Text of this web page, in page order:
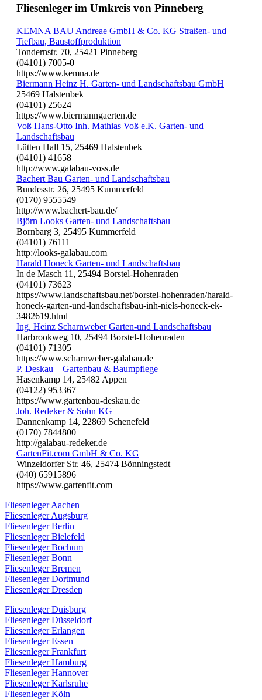
Fliesenleger im Umkreis von Pinneberg
KEMNA BAU Andreae GmbH & Co. KG Straßen- und
Tiefbau, Baustoffproduktion
Tondernstr. 70, 25421 Pinneberg
(04101) 7005-0
https://www.kemna.de
Biermann Heinz H. Garten- und Landschaftsbau GmbH
25469 Halstenbek
(04101) 25624
https://www.biermanngaerten.de
Voß Hans-Otto Inh. Mathias Voß e.K. Garten- und
Landschaftsbau
Lütten Hall 15, 25469 Halstenbek
(04101) 41658
http://www.galabau-voss.de
Bachert Bau Garten- und Landschaftsbau
Bundesstr. 26, 25495 Kummerfeld
(0170) 9555549
http://www.bachert-bau.de/
Björn Looks Garten- und Landschaftsbau
Bornbarg 3, 25495 Kummerfeld
(04101) 76111
http://looks-galabau.com
Harald Honeck Garten- und Landschaftsbau
In de Masch 11, 25494 Borstel-Hohenraden
(04101) 73623
https://www.landschaftsbau.net/borstel-hohenraden/harald-
honeck-garten-und-landschaftsbau-inh-niels-honeck-ek-
3482619.html
Ing. Heinz Scharnweber Garten-und Landschaftsbau
Harbrookweg 10, 25494 Borstel-Hohenraden
(04101) 71305
https://www.scharnweber-galabau.de
P. Deskau – Gartenbau & Baumpflege
Hasenkamp 14, 25482 Appen
(04122) 953367
https://www.gartenbau-deskau.de
Joh. Redeker & Sohn KG
Dannenkamp 14, 22869 Schenefeld
(0170) 7844800
http://galabau-redeker.de
GartenFit.com GmbH & Co. KG
Winzeldorfer Str. 46, 25474 Bönningstedt
(040) 65915896
https://www.gartenfit.com
Fliesenleger Aachen
Fliesenleger Augsburg
Fliesenleger Berlin
Fliesenleger Bielefeld
Fliesenleger Bochum
Fliesenleger Bonn
Fliesenleger Bremen
Fliesenleger Dortmund
Fliesenleger Dresden
Fliesenleger Duisburg
Fliesenleger Düsseldorf
Fliesenleger Erlangen
Fliesenleger Essen
Fliesenleger Frankfurt
Fliesenleger Hamburg
Fliesenleger Hannover
Fliesenleger Karlsruhe
Fliesenleger Köln